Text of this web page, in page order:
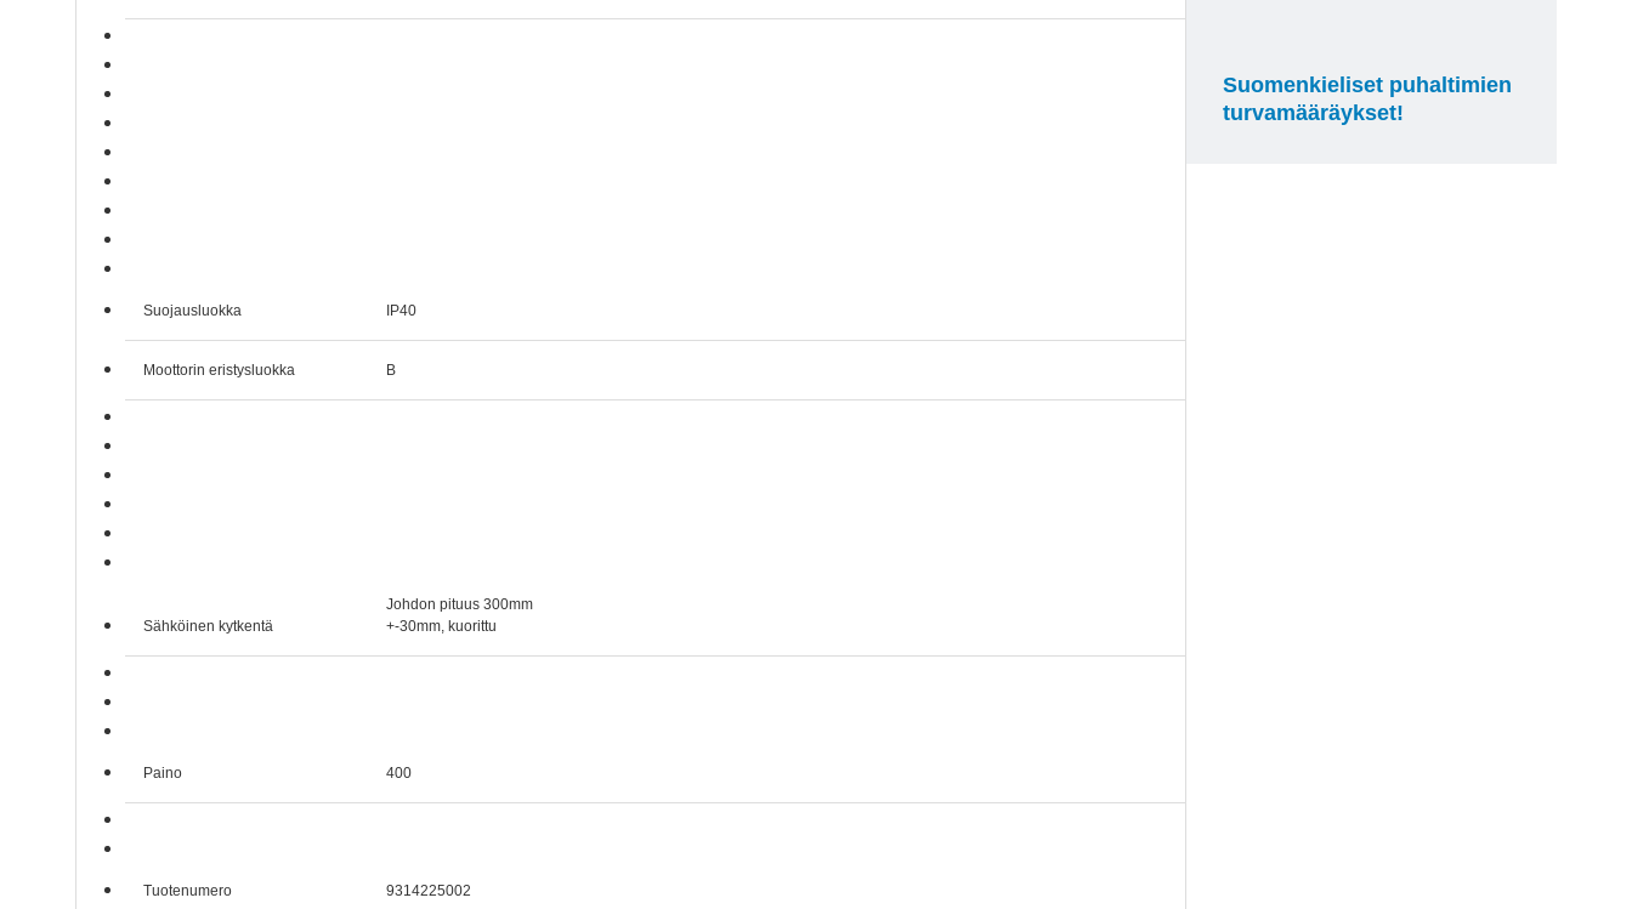
Suojausluokka IP40
Moottorin eristysluokka B
Sähköinen kytkentä
Johdon pituus 300mm
+-30mm, kuorittu
Paino 400
Tuotenumero 9314225002
Suomenkieliset puhaltimien
turvamääräykset!